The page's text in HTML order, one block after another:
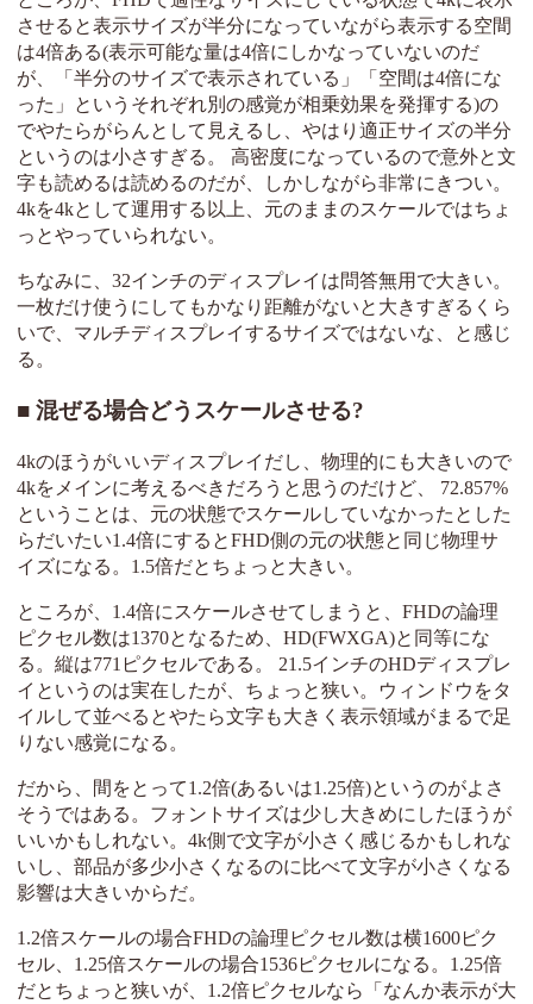
させると表示サイズが半分になっていながら表示する空間
は4倍ある(表示可能な量は4倍にしかなっていないのだ
が、「半分のサイズで表示されている」「空間は4倍にな
った」というそれぞれ別の感覚が相乗効果を発揮する)の
でやたらがらんとして見えるし、やはり適正サイズの半分
というのは小さすぎる。 高密度になっているので意外と文
字も読めるは読めるのだが、しかしながら非常にきつい。
4kを4kとして運用する以上、元のままのスケールではちょ
っとやっていられない。
ちなみに、32インチのディスプレイは問答無用で大きい。
一枚だけ使うにしてもかなり距離がないと大きすぎるくら
いで、マルチディスプレイするサイズではないな、と感じ
る。
混ぜる場合どうスケールさせる?
4kのほうがいいディスプレイだし、物理的にも大きいので
4kをメインに考えるべきだろうと思うのだけど、 72.857%
ということは、元の状態でスケールしていなかったとした
らだいたい1.4倍にするとFHD側の元の状態と同じ物理サ
イズになる。1.5倍だとちょっと大きい。
ところが、1.4倍にスケールさせてしまうと、FHDの論理
ピクセル数は1370となるため、HD(FWXGA)と同等にな
る。縦は771ピクセルである。 21.5インチのHDディスプレ
イというのは実在したが、ちょっと狭い。ウィンドウをタ
イルして並べるとやたら文字も大きく表示領域がまるで足
りない感覚になる。
だから、間をとって1.2倍(あるいは1.25倍)というのがよさ
そうではある。フォントサイズは少し大きめにしたほうが
いいかもしれない。4k側で文字が小さく感じるかもしれな
いし、部品が多少小さくなるのに比べて文字が小さくなる
影響は大きいからだ。
1.2倍スケールの場合FHDの論理ピクセル数は横1600ピク
セル、1.25倍スケールの場合1536ピクセルになる。1.25倍
だとちょっと狭いが、1.2倍ピクセルなら「なんか表示が大